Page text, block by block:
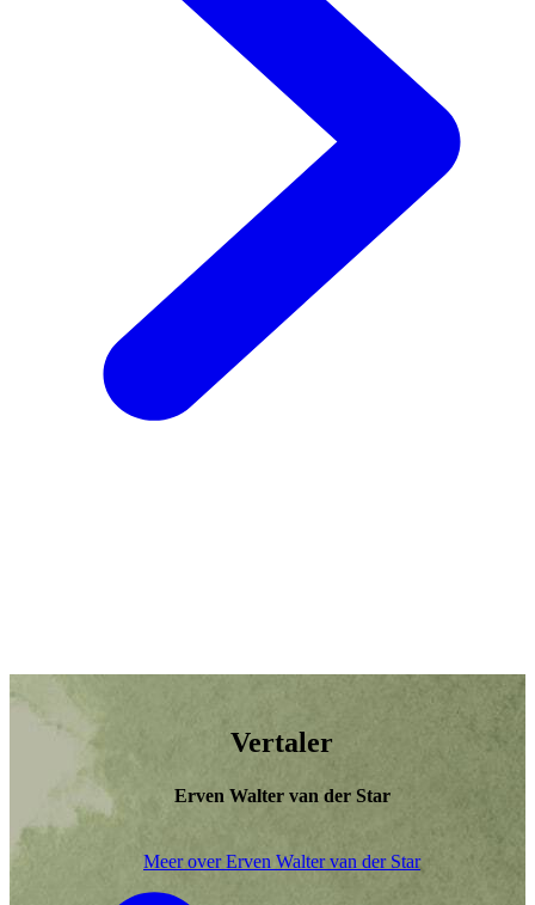
Vertaler
Erven Walter van der Star
Meer over Erven Walter van der Star